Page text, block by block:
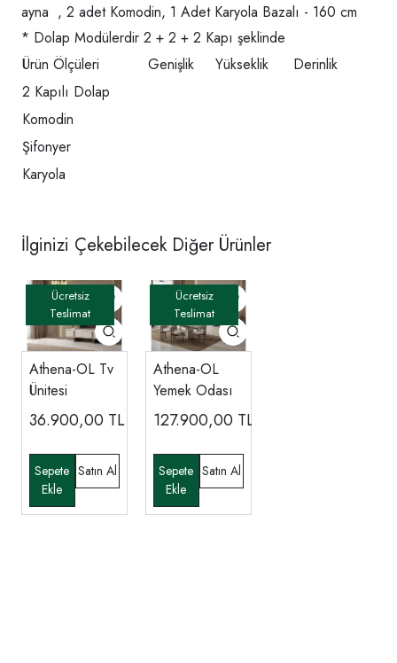
ayna , 2 adet Komodin, 1 Adet Karyola Bazalı - 160 cm
* Dolap Modülerdir 2 + 2 + 2 Kapı şeklinde
Ürün Ölçüleri
Genişlik Yükseklik
Derinlik
2 Kapılı Dolap
Komodin
Şifonyer
Karyola
İlginizi Çekebilecek Diğer Ürünler
Athena-OL Tv
Ünitesi
36.900,00 TL
Athena-OL
Yemek Odası
127.900,00 TL